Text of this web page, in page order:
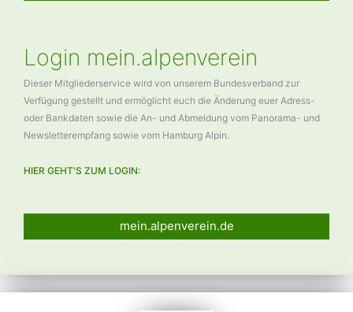
Login mein.alpenverein
Dieser Mitgliederservice wird von unserem Bundesverband zur
Verfügung gestellt und ermöglicht euch die Änderung euer Adress-
oder Bankdaten sowie die An- und Abmeldung vom Panorama- und
Newsletterempfang sowie vom Hamburg Alpin.
HIER GEHT'S ZUM LOGIN:
mein.alpenverein.de